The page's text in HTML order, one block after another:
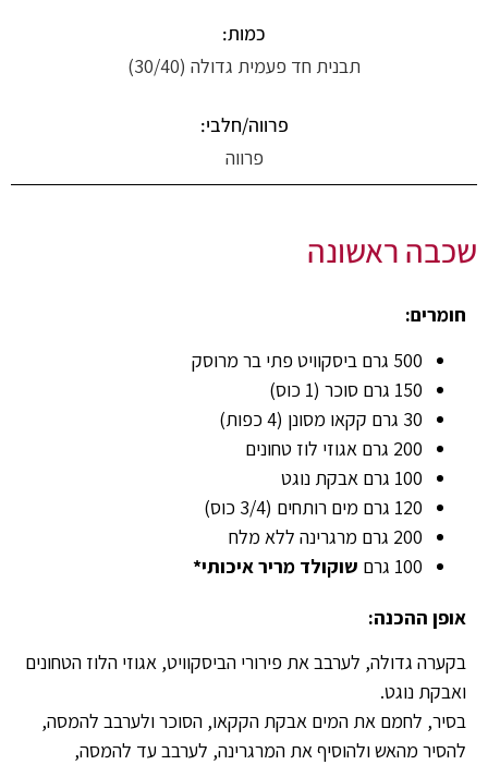
כמות:
תבנית חד פעמית גדולה (30/40)
פרווה/חלבי:
פרווה
שכבה ראשונה
חומרים:
500 גרם ביסקוויט פתי בר מרוסק
150 גרם סוכר (1 כוס)
30 גרם קקאו מסונן (4 כפות)
200 גרם אגוזי לוז טחונים
100 גרם אבקת נוגט
120 גרם מים רותחים (3/4 כוס)
200 גרם מרגרינה ללא מלח
100 גרם
שוקולד מריר איכותי*
אופן ההכנה:
בקערה גדולה, לערבב את פירורי הביסקוויט, אגוזי הלוז הטחונים
ואבקת נוגט.
בסיר, לחמם את המים אבקת הקקאו, הסוכר ולערבב להמסה,
להסיר מהאש ולהוסיף את המרגרינה, לערבב עד להמסה,